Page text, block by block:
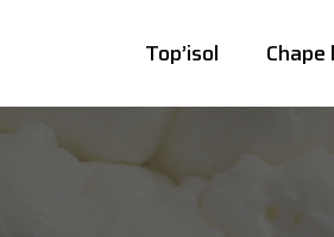
Top’isol Chape